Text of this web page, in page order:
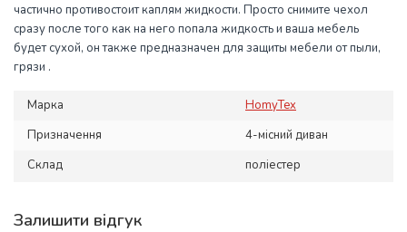
частично противостоит каплям жидкости. Просто снимите чехол
сразу после того как на него попала жидкость и ваша мебель
будет сухой, он также предназначен для защиты мебели от пыли,
грязи .
Марка
HomyTex
Призначення
4-місний диван
Склад
поліестер
Залишити відгук